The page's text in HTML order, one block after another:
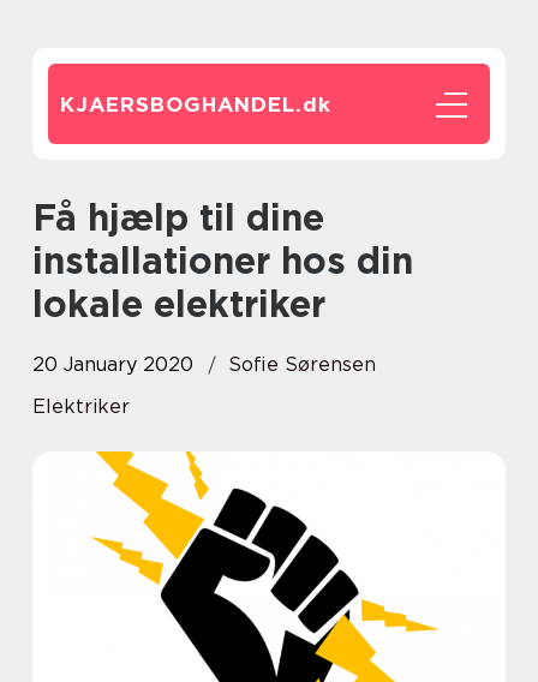
KJAERSBOGHANDEL.dk
Få hjælp til dine
installationer hos din
lokale elektriker
20 January 2020
Sofie Sørensen
Elektriker